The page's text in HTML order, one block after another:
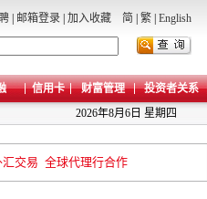
邮箱登录 加入收藏 简 繁 English
信用卡 财富管理
投资者关系
2026年8月6日 星期四
汇交易 全球代理行合作